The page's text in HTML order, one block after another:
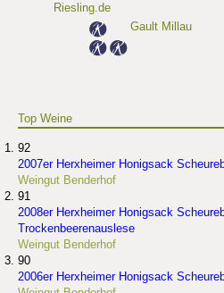
Riesling.de
Gault Millau
Top Weine
92
2007er Herxheimer Honigsack
Weingut Benderhof
91
2008er Herxheimer Honigsack
Trockenbeerenauslese
Weingut Benderhof
90
2006er Herxheimer Honigsack